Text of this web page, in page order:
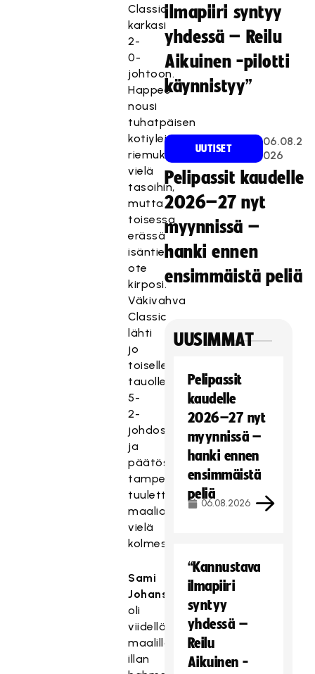
Classic
karkasi
2-
0-
johtoon.
Happee
nousi
tuhatpäisen
kotiyleisönsä
riemuksi
vielä
tasoihin,
mutta
toisessa
erässä
isäntien
ote
kirposi.
Väkivahva
Classic
lähti
jo
toiselle
tauolle
5-
2-
johdossa,
ja
päätösjaksolla
tamperelaiset
tuulettivat
maalia
vielä
kolmesti.
Sami
Johansson
oli
viidellä
maalillaan
illan
ilmapiiri syntyy
yhdessä – Reilu
Aikuinen -pilotti
käynnistyy”
UUTISET
06.08.2
026
Pelipassit kaudelle
2026–27 nyt
myynnissä –
hanki ennen
ensimmäistä peliä
UUSIMMAT
Pelipassit
kaudelle
2026–27 nyt
myynnissä –
hanki ennen
ensimmäistä
peliä
06.08.2026
“Kannustava
ilmapiiri
syntyy
yhdessä –
Reilu
Aikuinen -